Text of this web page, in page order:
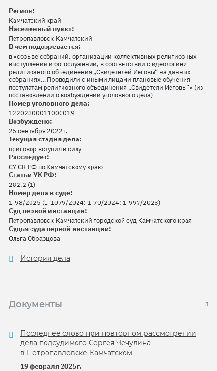
Регион:
Камчатский край
Населенный пункт:
Петропавловск-Камчатский
В чем подозревается:
в «созыве собраний, организации коллективных религиозных
выступлений и богослужений, в соответствии с идеологией
религиозного объединения „Свидетелей Иеговы“ на данных
собраниях… Проводили с иными лицами плановые обучения
постулатам религиозного объединения „Свидетели Иеговы“» (из
постановлении о возбуждении уголовного дела)
Номер уголовного дела:
12202300011000019
Возбуждено:
25 сентября 2022 г.
Текущая стадия дела:
приговор вступил в силу
Расследует:
СУ СК РФ по Камчатскому краю
Статьи УК РФ:
282.2 (1)
Номер дела в суде:
1-98/2025 (1-1079/2024; 1-70/2024; 1-997/2023)
Суд первой инстанции:
Петропавловск-Камчатский городской суд Камчатского края
Судья суда первой инстанции:
Ольга Образцова
История дела
Документы
Последнее слово при повторном рассмотрении
дела подсудимого Сергея Чечулина
в Петропавловске-Камчатском
19 февраля 2025 г.